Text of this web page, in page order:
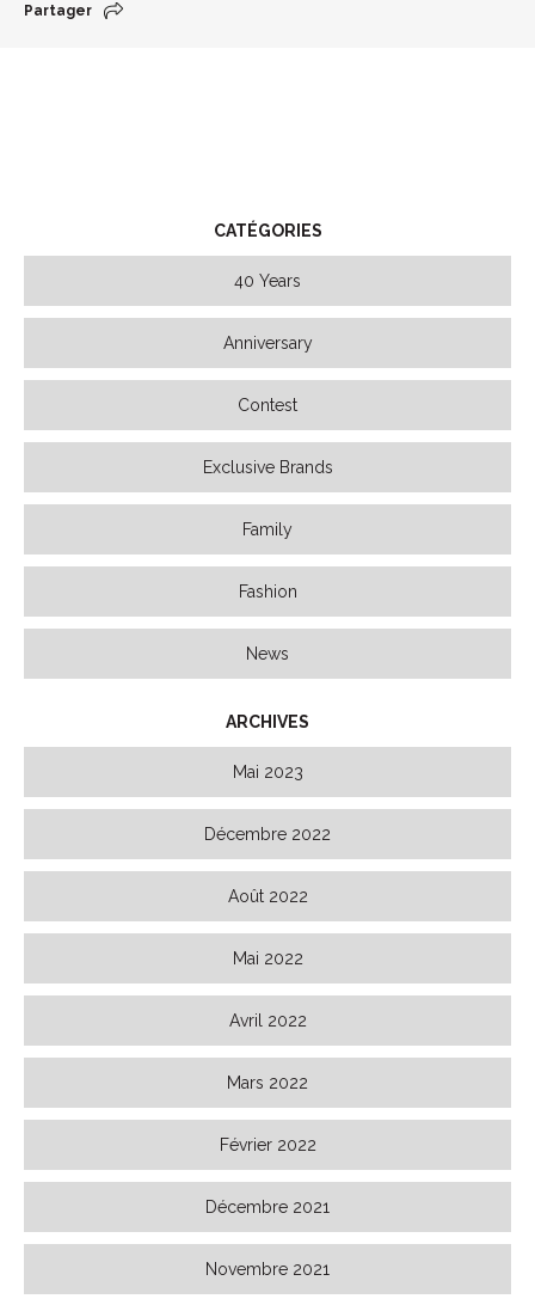
Partager
CATÉGORIES
40 Years
Anniversary
Contest
Exclusive Brands
Family
Fashion
News
ARCHIVES
Mai 2023
Décembre 2022
Août 2022
Mai 2022
Avril 2022
Mars 2022
Février 2022
Décembre 2021
Novembre 2021